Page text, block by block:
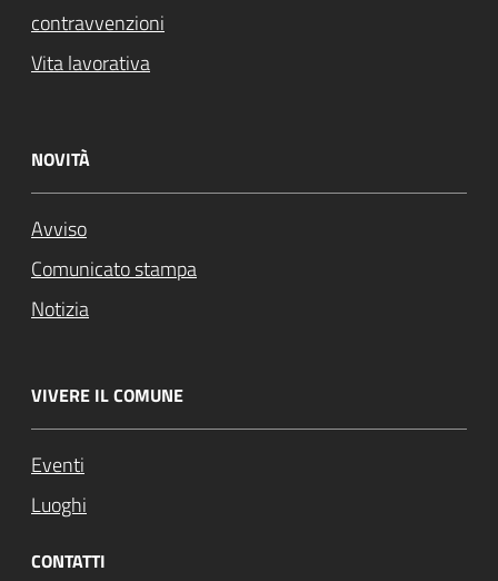
contravvenzioni
Vita lavorativa
NOVITÀ
Avviso
Comunicato stampa
Notizia
VIVERE IL COMUNE
Eventi
Luoghi
CONTATTI